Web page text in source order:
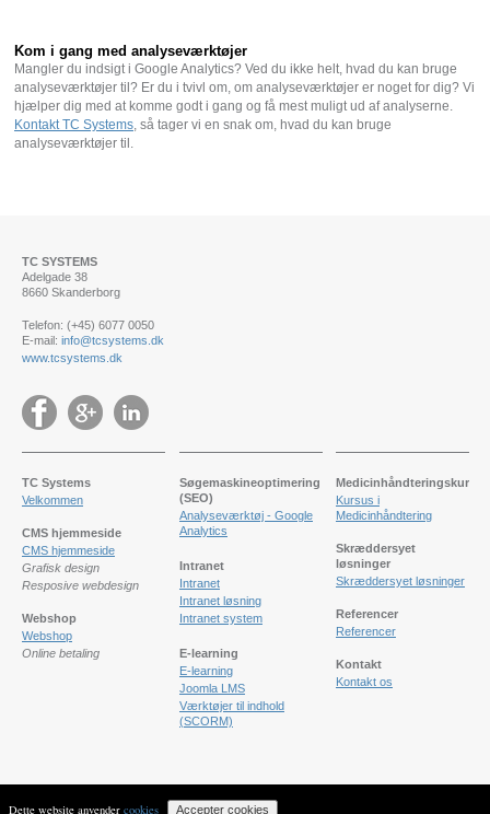
Kom i gang med analyseværktøjer
Mangler du indsigt i Google Analytics? Ved du ikke helt, hvad du kan bruge
analyseværktøjer til? Er du i tvivl om, om analyseværktøjer er noget for dig? Vi
hjælper dig med at komme godt i gang og få mest muligt ud af analyserne.
Kontakt TC Systems, så tager vi en snak om, hvad du kan bruge
analyseværktøjer til.
TC SYSTEMS
Adelgade 38
8660 Skanderborg
Telefon: (+45) 6077 0050
E-mail: info@tcsystems.dk
www.tcsystems.dk
TC Systems
Velkommen
CMS hjemmeside
CMS hjemmeside
Grafisk design
Resposive webdesign
Webshop
Webshop
Online betaling
Søgemaskineoptimering
(SEO)
Analyseværktøj - Google
Analytics
Intranet
Intranet
Intranet løsning
Intranet system
E-learning
E-learning
Joomla LMS
Værktøjer til indhold
(SCORM)
Medicinhåndteringskursus
Kursus i
Medicinhåndtering
Skræddersyet
løsninger
Skræddersyet løsninger
Referencer
Referencer
Kontakt
Kontakt os
Dette website anvender cookies